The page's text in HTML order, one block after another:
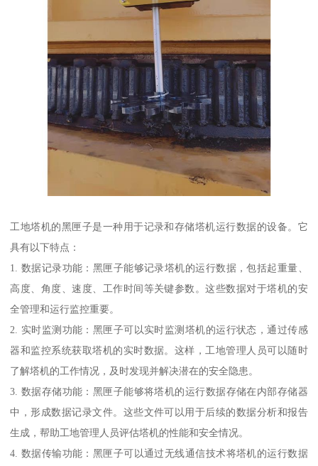
工地塔机的黑匣子是一种用于记录和存储塔机运行数据的设备。它
具有以下特点：
1. 数据记录功能：黑匣子能够记录塔机的运行数据，包括起重量、
高度、角度、速度、工作时间等关键参数。这些数据对于塔机的安
全管理和运行监控重要。
2. 实时监测功能：黑匣子可以实时监测塔机的运行状态，通过传感
器和监控系统获取塔机的实时数据。这样，工地管理人员可以随时
了解塔机的工作情况，及时发现并解决潜在的安全隐患。
3. 数据存储功能：黑匣子能够将塔机的运行数据存储在内部存储器
中，形成数据记录文件。这些文件可以用于后续的数据分析和报告
生成，帮助工地管理人员评估塔机的性能和安全情况。
4. 数据传输功能：黑匣子可以通过无线通信技术将塔机的运行数据